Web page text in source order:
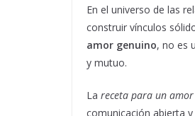
En el universo de las
construir vínculos
amor genuino, no es
y mutuo.
La receta para un
comunicación abierta